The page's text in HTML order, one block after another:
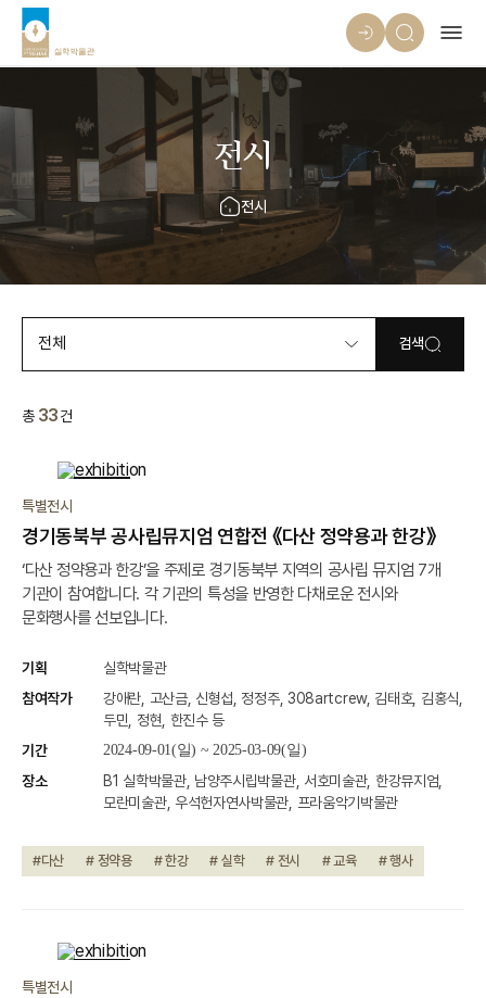
전시
전시
전체 검색
총 33건
특별전시
경기동북부 공사립뮤지엄 연합전 《다산 정약용과 한강》
‘다산 정약용과 한강’을 주제로 경기동북부 지역의 공사립 뮤지엄 7개
기관이 참여합니다. 각 기관의 특성을 반영한 다채로운 전시와
문화행사를 선보입니다.
기획
실학박물관
참여작가
강애란, 고산금, 신형섭, 정정주, 308artcrew, 김태호, 김홍식,
두민, 정현, 한진수 등
기간
2024-09-01(일) ~ 2025-03-09(일)
장소
B1 실학박물관, 남양주시립박물관, 서호미술관, 한강뮤지엄,
모란미술관, 우석헌자연사박물관, 프라움악기박물관
#다산 # 정약용 # 한강 # 실학 # 전시 # 교육 # 행사
특별전시